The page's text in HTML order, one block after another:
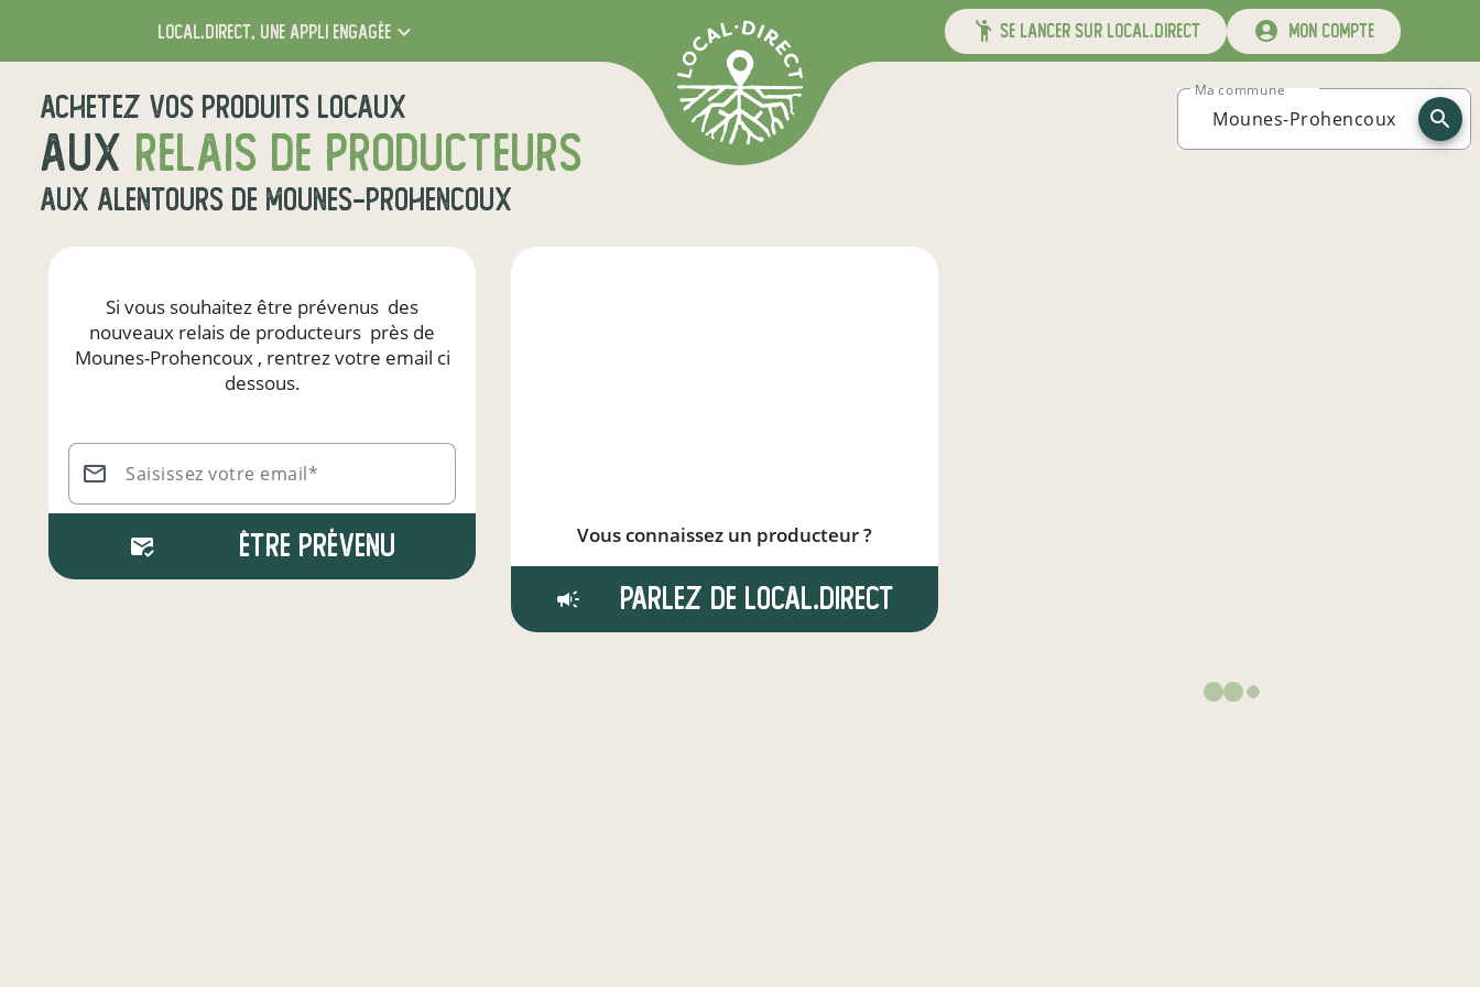
local.direct, une appli engagée se lancer sur local.direct mon compte
Achetez vos produits locaux
aux relais de producteurs
aux alentours de Mounes-Prohencoux
Ma commune
Si vous souhaitez être prévenus des
nouveaux relais de producteurs près de
Mounes-Prohencoux, rentrez votre email ci
dessous.
Saisissez votre email*
Être prévenu Vous connaissez un producteur ?
Parlez de local.direct